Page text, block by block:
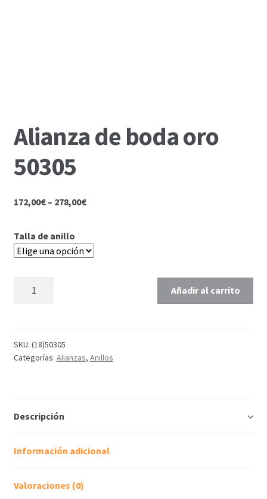
Alianza de boda oro
50305
172,00€– 278,00€
Talla de anillo
Añadir al carrito
SKU: (18)50305
Categorías: Alianzas, Anillos
Descripción
Información adicional
Valoraciones (0)